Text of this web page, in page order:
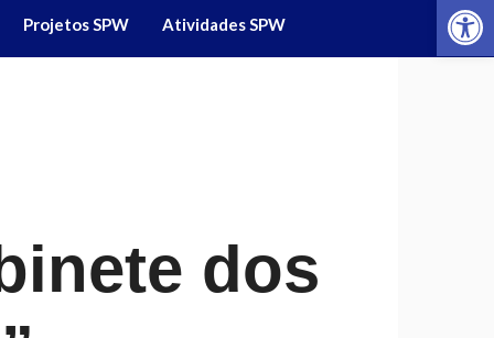
Projetos SPW Atividades SPW
dos